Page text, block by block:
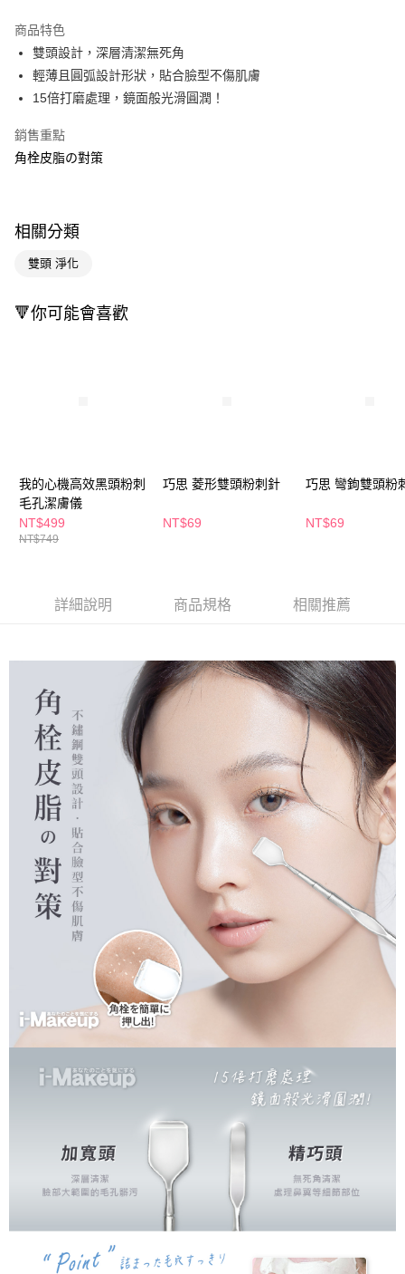
LINE Pay
Apple Pay
悠遊付
相關說明
【關於「AFTEE先享後付」】
１．簡單：不需註冊會員、不需綁卡、不需儲值。
２．便利：只要手機號碼，簡訊認證，即可結帳。
購買商品的店家。未經商家同意取消之訂單仍視為有效，需透過AFTEE先享
後付繳納相關費用。
※ 交易是否成功請以「AFTEE先享後付 」之結帳頁面顯示為準，若有關於
是否繳費成功／繳費後需取消欲退款等相關疑問，請聯繫「AFTEE先享後付
１．透過由恩沛科技股份有限公司提供之「AFTEE先享後付」服務完成之交
https://aftee.tw/terms/#terms3
３．未成年的使用者請事先徵得法定代理人或監護人之同意方可使用
「AFTEE先享後付」，若未經同意申辦者引起之損失，本公司不負相關責
任。
４．使用「AFTEE先享後付」時，將依據個別帳號之用戶狀況，依本公司即
時審查核予不同之上限額度；若仍有額度不足之情形，本公司將視審查結果
請求用戶進行身份認證。
５．嚴禁一人註冊多個帳號或使用他人資訊註冊。若發現惡意使用之情形，
恩沛科技股份有限公司將有權停止該用戶之使用額度並採取法律行動。
即享券
運送方式
每筆NT$65，滿NT$490(含以上)免運費
付款後萊爾富取貨
每筆NT$65，滿NT$490(含以上)免運費
每筆NT$65，滿NT$490(含以上)免運費
每筆NT$65，滿NT$490(含以上)免運費
宅配(本島)
每筆NT$100，滿NT$790(含以上)免運費
付款後寶雅門市自取(由倉庫統一出貨)
每筆NT$80，滿NT$290(含以上)免運費
商品特色
雙頭設計，深層清潔無死角
輕薄且圓弧設計形狀，貼合臉型不傷肌膚
15倍打磨處理，鏡面般光滑圓潤！
銷售重點
角栓皮脂の對策
相關分類
雙頭 淨化
🔻你可能會喜歡
我的心機高效黑頭粉刺
毛孔潔膚儀
NT$499
NT$749
巧思 菱形雙頭粉刺針
NT$69
巧思 彎鉤雙頭
NT$69
詳細說明 商品規格 相關推薦